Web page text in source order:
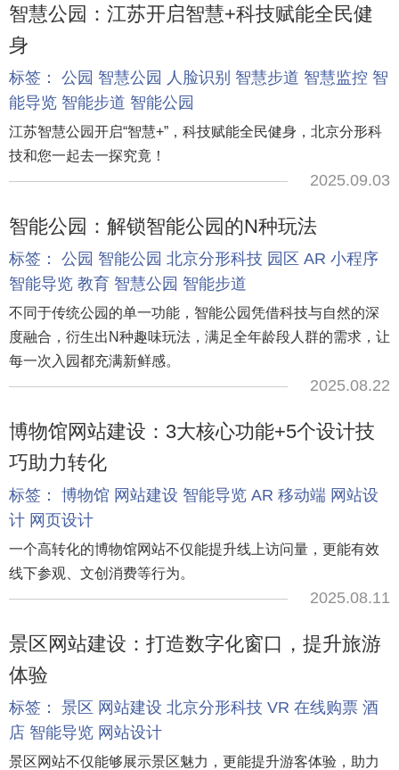
智慧公园：江苏开启智慧+科技赋能全民健
身
标签： 公园 智慧公园 人脸识别 智慧步道 智慧监控 智
能导览 智能步道 智能公园
江苏智慧公园开启“智慧+”，科技赋能全民健身，北京分形科
技和您一起去一探究竟！
2025.09.03
智能公园：解锁智能公园的N种玩法
标签： 公园 智能公园 北京分形科技 园区 AR 小程序
智能导览 教育 智慧公园 智能步道
不同于传统公园的单一功能，智能公园凭借科技与自然的深
度融合，衍生出N种趣味玩法，满足全年龄段人群的需求，让
每一次入园都充满新鲜感。
2025.08.22
博物馆网站建设：3大核心功能+5个设计技
巧助力转化
标签： 博物馆 网站建设 智能导览 AR 移动端 网站设
计 网页设计
一个高转化的博物馆网站不仅能提升线上访问量，更能有效
线下参观、文创消费等行为。
2025.08.11
景区网站建设：打造数字化窗口，提升旅游
体验
标签： 景区 网站建设 北京分形科技 VR 在线购票 酒
店 智能导览 网站设计
景区网站不仅能够展示景区魅力，更能提升游客体验，助力